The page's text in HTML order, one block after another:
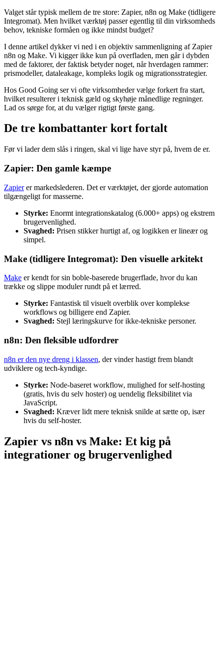
Valget står typisk mellem de tre store: Zapier, n8n og Make (tidligere
Integromat). Men hvilket værktøj passer egentlig til din virksomheds
behov, tekniske formåen og ikke mindst budget?
I denne artikel dykker vi ned i en objektiv sammenligning af Zapier
n8n og Make. Vi kigger ikke kun på overfladen, men går i dybden
med de faktorer, der faktisk betyder noget, når hverdagen rammer:
prismodeller, dataleakage, kompleks logik og migrationsstrategier.
Hos Good Going ser vi ofte virksomheder vælge forkert fra start,
hvilket resulterer i teknisk gæld og skyhøje månedlige regninger.
Lad os sørge for, at du vælger rigtigt første gang.
De tre kombattanter kort fortalt
Før vi lader dem slås i ringen, skal vi lige have styr på, hvem de er.
Zapier: Den gamle kæmpe
Zapierer markedslederen. Det er værktøjet, der gjorde automation
tilgængeligt for masserne.
Styrke: Enormt integrationskatalog (6.000+ apps) og ekstrem
brugervenlighed.
Svaghed: Prisen stikker hurtigt af, og logikken er lineær og
simpel.
Make (tidligere Integromat): Den visuelle arkitekt
Make er kendt for sin boble-baserede brugerflade, hvor du kan
trække og slippe moduler rundt på et lærred.
Styrke: Fantastisk til visuelt overblik over komplekse
workflows og billigere end Zapier.
Svaghed: Stejl læringskurve for ikke-tekniske personer.
n8n: Den fleksible udfordrer
n8n er den nye dreng i klassen, der vinder hastigt frem blandt
udviklere og tech-kyndige.
Styrke: Node-baseret workflow, mulighed for self-hosting
(gratis, hvis du selv hoster) og uendelig fleksibilitet via
JavaScript.
Svaghed: Kræver lidt mere teknisk snilde at sætte op, især
hvis du self-hoster.
Zapier vs n8n vs Make: Et kig på
integrationer og brugervenlighed